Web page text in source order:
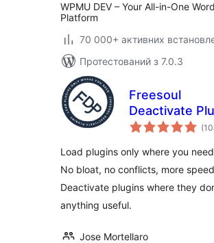
WPMU DEV – Your All-in-One
Platform
70 000+ активних
Протестований з 7.0.3
Freesoul
Deactivate
– Disable
WordPress
Load plugins only where you
No bloat, no conflicts, more
Deactivate plugins where they
anything useful.
Jose Mortellaro